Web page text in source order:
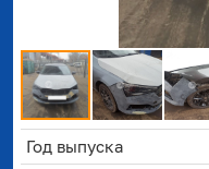
Год выпуска